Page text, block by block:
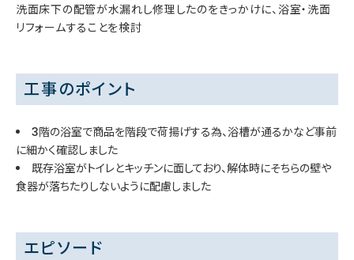
洗面床下の配管が水漏れし修理したのをきっかけに、浴室・洗面
リフォームすることを検討
工事のポイント
3階の浴室で商品を階段で荷揚げする為、浴槽が通るかなど事前
に細かく確認しました
既存浴室がトイレとキッチンに面しており、解体時にそちらの壁や
食器が落ちたりしないように配慮しました
エピソード